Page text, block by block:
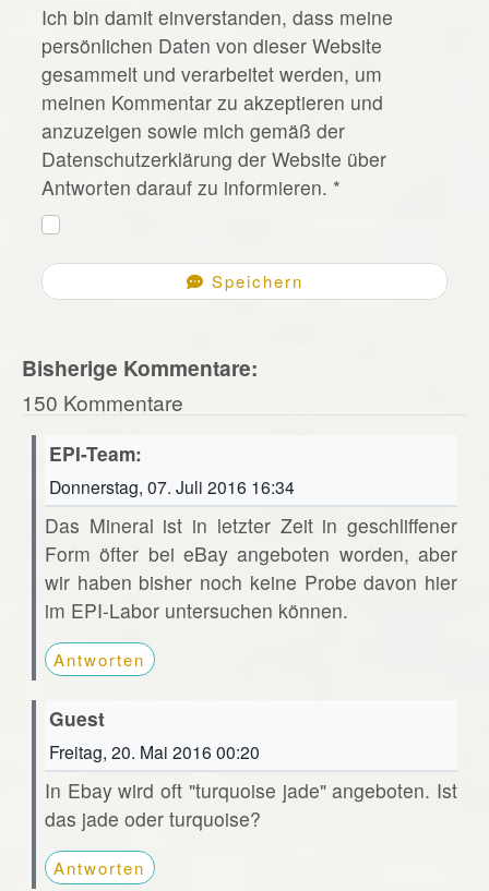
*
Ich bin damit einverstanden, dass meine
persönlichen Daten von dieser Website
gesammelt und verarbeitet werden, um
meinen Kommentar zu akzeptieren und
anzuzeigen sowie mich gemäß der
Datenschutzerklärung der Website über
Antworten darauf zu informieren. *
Speichern
Bisherige Kommentare:
150 Kommentare
EPI-Team:
Donnerstag, 07. Juli 2016 16:34
Das Mineral ist in letzter Zeit in geschliffener
Form öfter bei eBay angeboten worden, aber
wir haben bisher noch keine Probe davon hier
im EPI-Labor untersuchen können.
Antworten
Guest
Freitag, 20. Mai 2016 00:20
In Ebay wird oft "turquoise jade" angeboten. Ist
das jade oder turquoise?
Antworten